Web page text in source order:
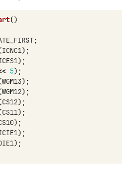
()
;
ICNC1);
);
5);
WGM13);
WGM12);
CS12);
CS11);
);
);
);